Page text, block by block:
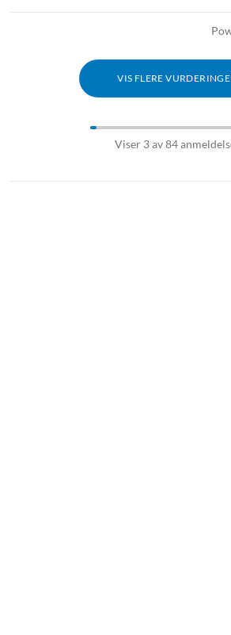
VIS FLERE
Viser 3 av 84